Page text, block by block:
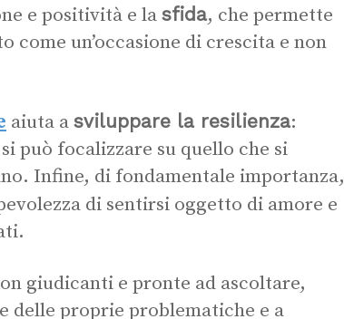
e positività e la sfida, che permette
come un’occasione di crescita e non
aiuta a sviluppare la resilienza:
può focalizzare su quello che si
Infine, di fondamentale importanza,
di sentirsi oggetto di amore e
giudicanti e pronte ad ascoltare,
delle proprie problematiche e a